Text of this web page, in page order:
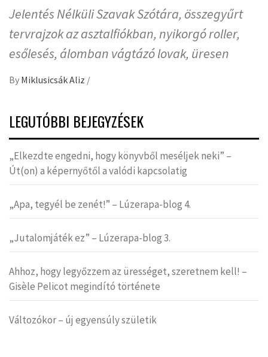
Jelentés Nélküli Szavak Szótára, összegyűrt
tervrajzok az asztalfiókban, nyikorgó roller,
esőlesés, álomban vágtázó lovak, üresen
By Miklusicsák Aliz /
LEGUTÓBBI BEJEGYZÉSEK
„Elkezdte engedni, hogy könyvből meséljek neki” –
Út(on) a képernyőtől a valódi kapcsolatig
„Apa, tegyél be zenét!” – Lúzerapa-blog 4.
„Jutalomjáték ez” – Lúzerapa-blog 3.
Ahhoz, hogy legyőzzem az ürességet, szeretnem kell! –
Gisèle Pelicot megindító története
Változókor – új egyensúly születik